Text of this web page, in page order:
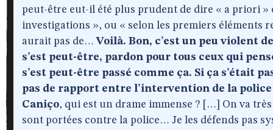
peut-être eut-il été plus prudent de dire « a priori »
investigations », ou « selon les premiers éléments
aurait pas de…Voilà. Bon, c’est un peu violent
s’est peut-être, pardon pour tous ceux qui
s’est peut-être passé comme ça. Si ça s’était
pas de rapport entre l’intervention de la
Caniço, qui est un drame immense ? […] On va
sont portées contre la police… Je les défends pas